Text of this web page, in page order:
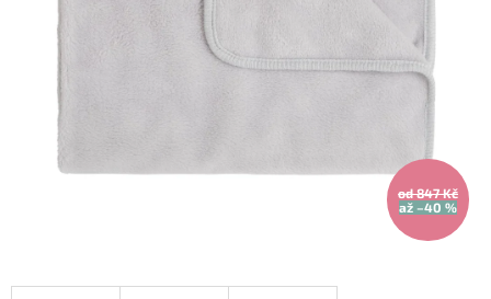
od 847 Kč
až –40 %